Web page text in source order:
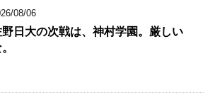
08/06
野日大の次戦は、神村学園。厳しい